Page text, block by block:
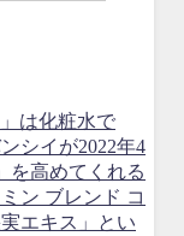
は化粧水で
シイが2022年4
を高めてくれる
ン ブレンド コ
エキス」とい